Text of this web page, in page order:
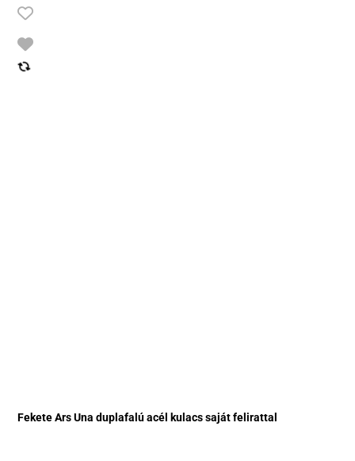
Fekete Ars Una duplafalú acél kulacs saját felirattal